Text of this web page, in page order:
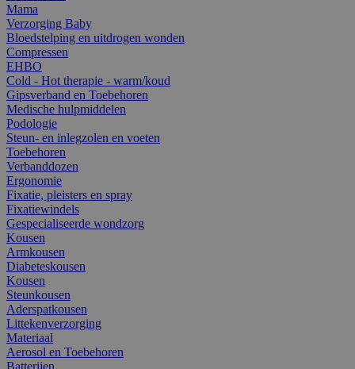
Mama
Verzorging Baby
Bloedstelping en uitdrogen wonden
Compressen
EHBO
Cold - Hot therapie - warm/koud
Gipsverband en Toebehoren
Medische hulpmiddelen
Podologie
Steun- en inlegzolen en voeten
Toebehoren
Verbanddozen
Ergonomie
Fixatie, pleisters en spray
Fixatiewindels
Gespecialiseerde wondzorg
Kousen
Armkousen
Diabeteskousen
Kousen
Steunkousen
Aderspatkousen
Littekenverzorging
Materiaal
Aerosol en Toebehoren
Batterijen